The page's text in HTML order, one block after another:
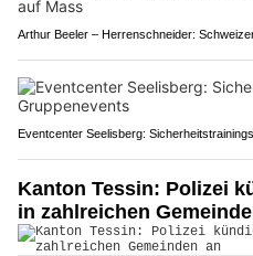
Arthur Beeler – Herrenschneider:
Eventcenter Seelisberg:
Kanton Tessin: Polizei
in zahlreichen